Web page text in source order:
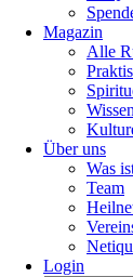
Magazin
Alle
Über uns
Was
Team
Login